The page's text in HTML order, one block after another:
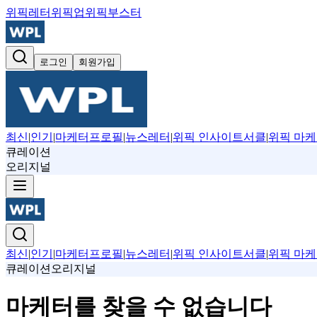
위픽레터 위픽업위픽부스터
로그인 회원가입
최신|인기 |마케터프로필|뉴스레터 |위픽 인사이트서클|위픽 마케
큐레이션
오리지널
최신|인기 |마케터프로필|뉴스레터 |위픽 인사이트서클|위픽 마케
큐레이션 오리지널
마케터를 찾을 수 없습니다